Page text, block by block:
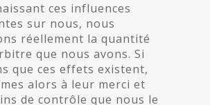
ces influences
sur nous, nous
réellement la quantité
que nous avons. Si
que ces effets existent,
alors à leur merci et
de contrôle que nous le